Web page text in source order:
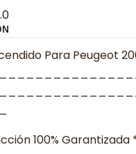
Para Peugeot
100% Garantizada